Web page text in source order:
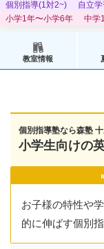
個別指導(1対2~)
自立学
小学1年〜小学6年
中学
教室情報
個別指導塾なら森塾
小学生向けの
お子様の特性や
的に伸ばす個別